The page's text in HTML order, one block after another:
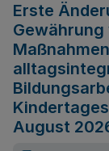
Erste
August